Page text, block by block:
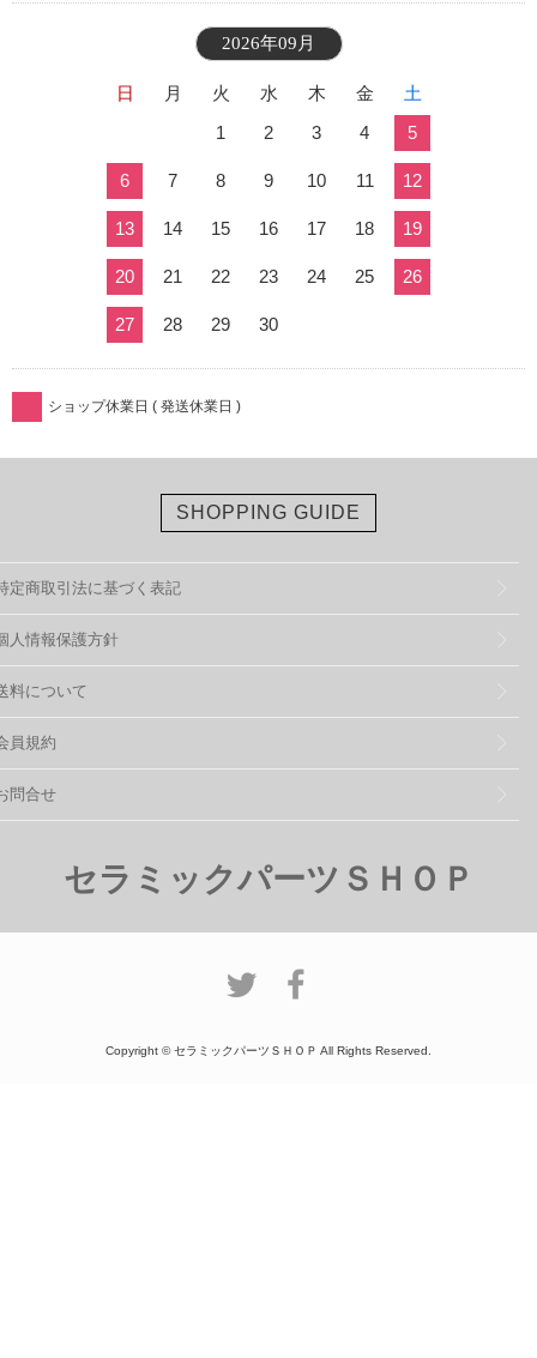
2026年09月
日 月 火 水 木 金
土
1
2 3 4 5
6 7 8 9 10 11 12
13 14 15 16 17 18 19
20 21 22 23 24 25 26
27 28 29 30
ショップ休業日 ( 発送休業日 )
SHOPPING GUIDE
定商取引法に基づく表記
人情報保護方針
料について
員規約
問合せ
セラミックパーツＳＨＯＰ
Copyright © セラミックパーツＳＨＯＰ All Rights Reserved.